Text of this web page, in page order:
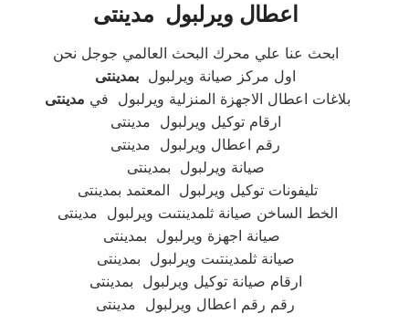
اعطال ويرلبول مدينتى
ابحث عنا علي محرك البحث العالمي جوجل نحن
اول مركز صيانة ويرلبول بمدينتى
بلاغات اعطال الاجهزة المنزلية ويرلبول في مدينتى
ارقام توكيل ويرلبول مدينتى
رقم اعطال ويرلبول مدينتى
صيانة ويرلبول بمدينتى
تليفونات توكيل ويرلبول المعتمد بمدينتى
الخط الساخن صيانة ثلمدينتىت ويرلبول مدينتى
صيانة ثلمدينتىت ويرلبول بمدينتى
ارقام صيانة توكيل ويرلبول بمدينتى
رقم رقم اعطال ويرلبول مدينتى